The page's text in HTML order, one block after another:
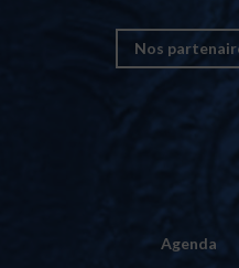
Nos
Agenda